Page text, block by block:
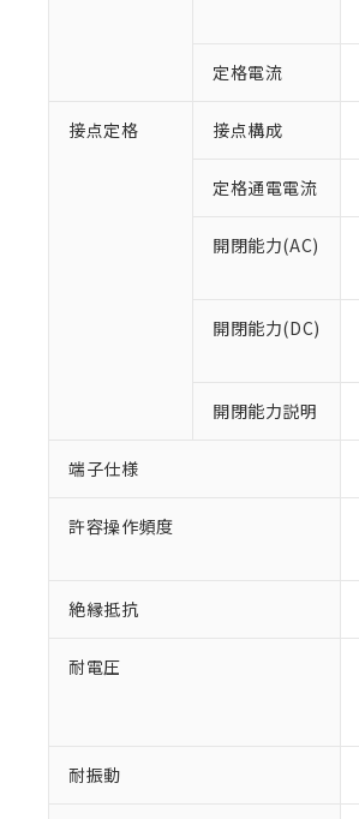
定格電流
接点定格 接点構成
定格通電電流
開閉能力(AC)
開閉能力(DC)
開閉能力説明
端子仕様
許容操作頻度
絶縁抵抗
耐電圧
耐振動